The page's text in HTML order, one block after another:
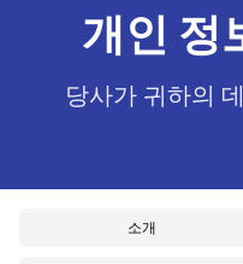
개인 정
당사가 귀하의
소개